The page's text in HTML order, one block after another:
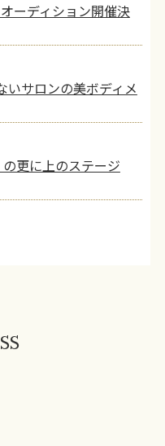
ーディション開催決
サロンの美ボディメ
更に上のステージ